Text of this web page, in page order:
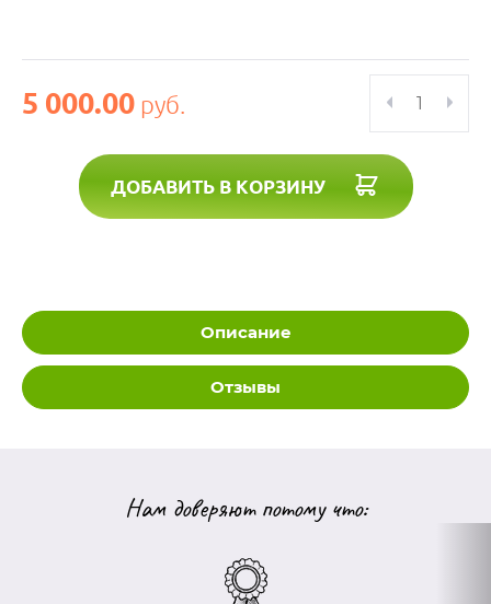
5 000.00 руб.
ДОБАВИТЬ В КОРЗИНУ
Описание
Отзывы
Нам доверяют потому что: